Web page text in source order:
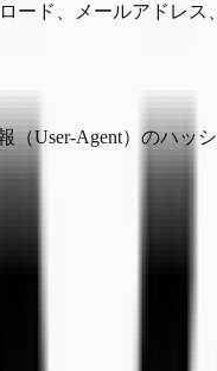
ード、メールアドレス
User-Agent）のハッ